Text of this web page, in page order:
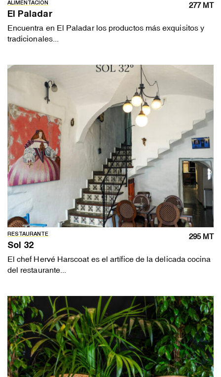
ALIMENTACIÓN 277 MT
El Paladar
Encuentra en El Paladar los productos más exquisitos y
tradicionales...
RESTAURANTE 295 MT
Sol 32
El chef Hervé Harscoat es el artífice de la delicada cocina
del restaurante...